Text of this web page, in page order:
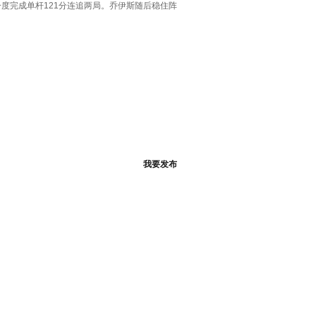
完成单杆121分连追两局。乔伊斯随后稳住阵
我要发布